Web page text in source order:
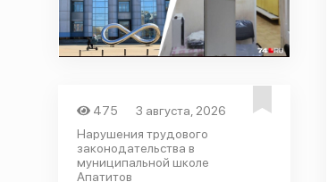
475
3 августа, 2026
Нарушения трудового
законодательства в
муниципальной школе
Апатитов